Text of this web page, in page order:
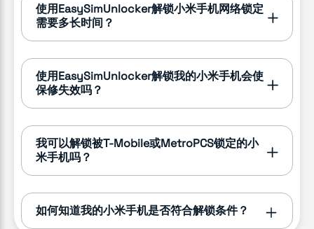
使用EasySimUnlocker解锁小米手机网络锁定
需要多长时间？
使用EasySimUnlocker解锁我的小米手机会使
保修失效吗？
我可以解锁被T-Mobile或MetroPCS锁定的小
米手机吗？
如何知道我的小米手机是否符合解锁条件？